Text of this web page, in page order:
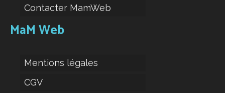
Contacter MamWeb
MaM Web
Mentions légales
CGV